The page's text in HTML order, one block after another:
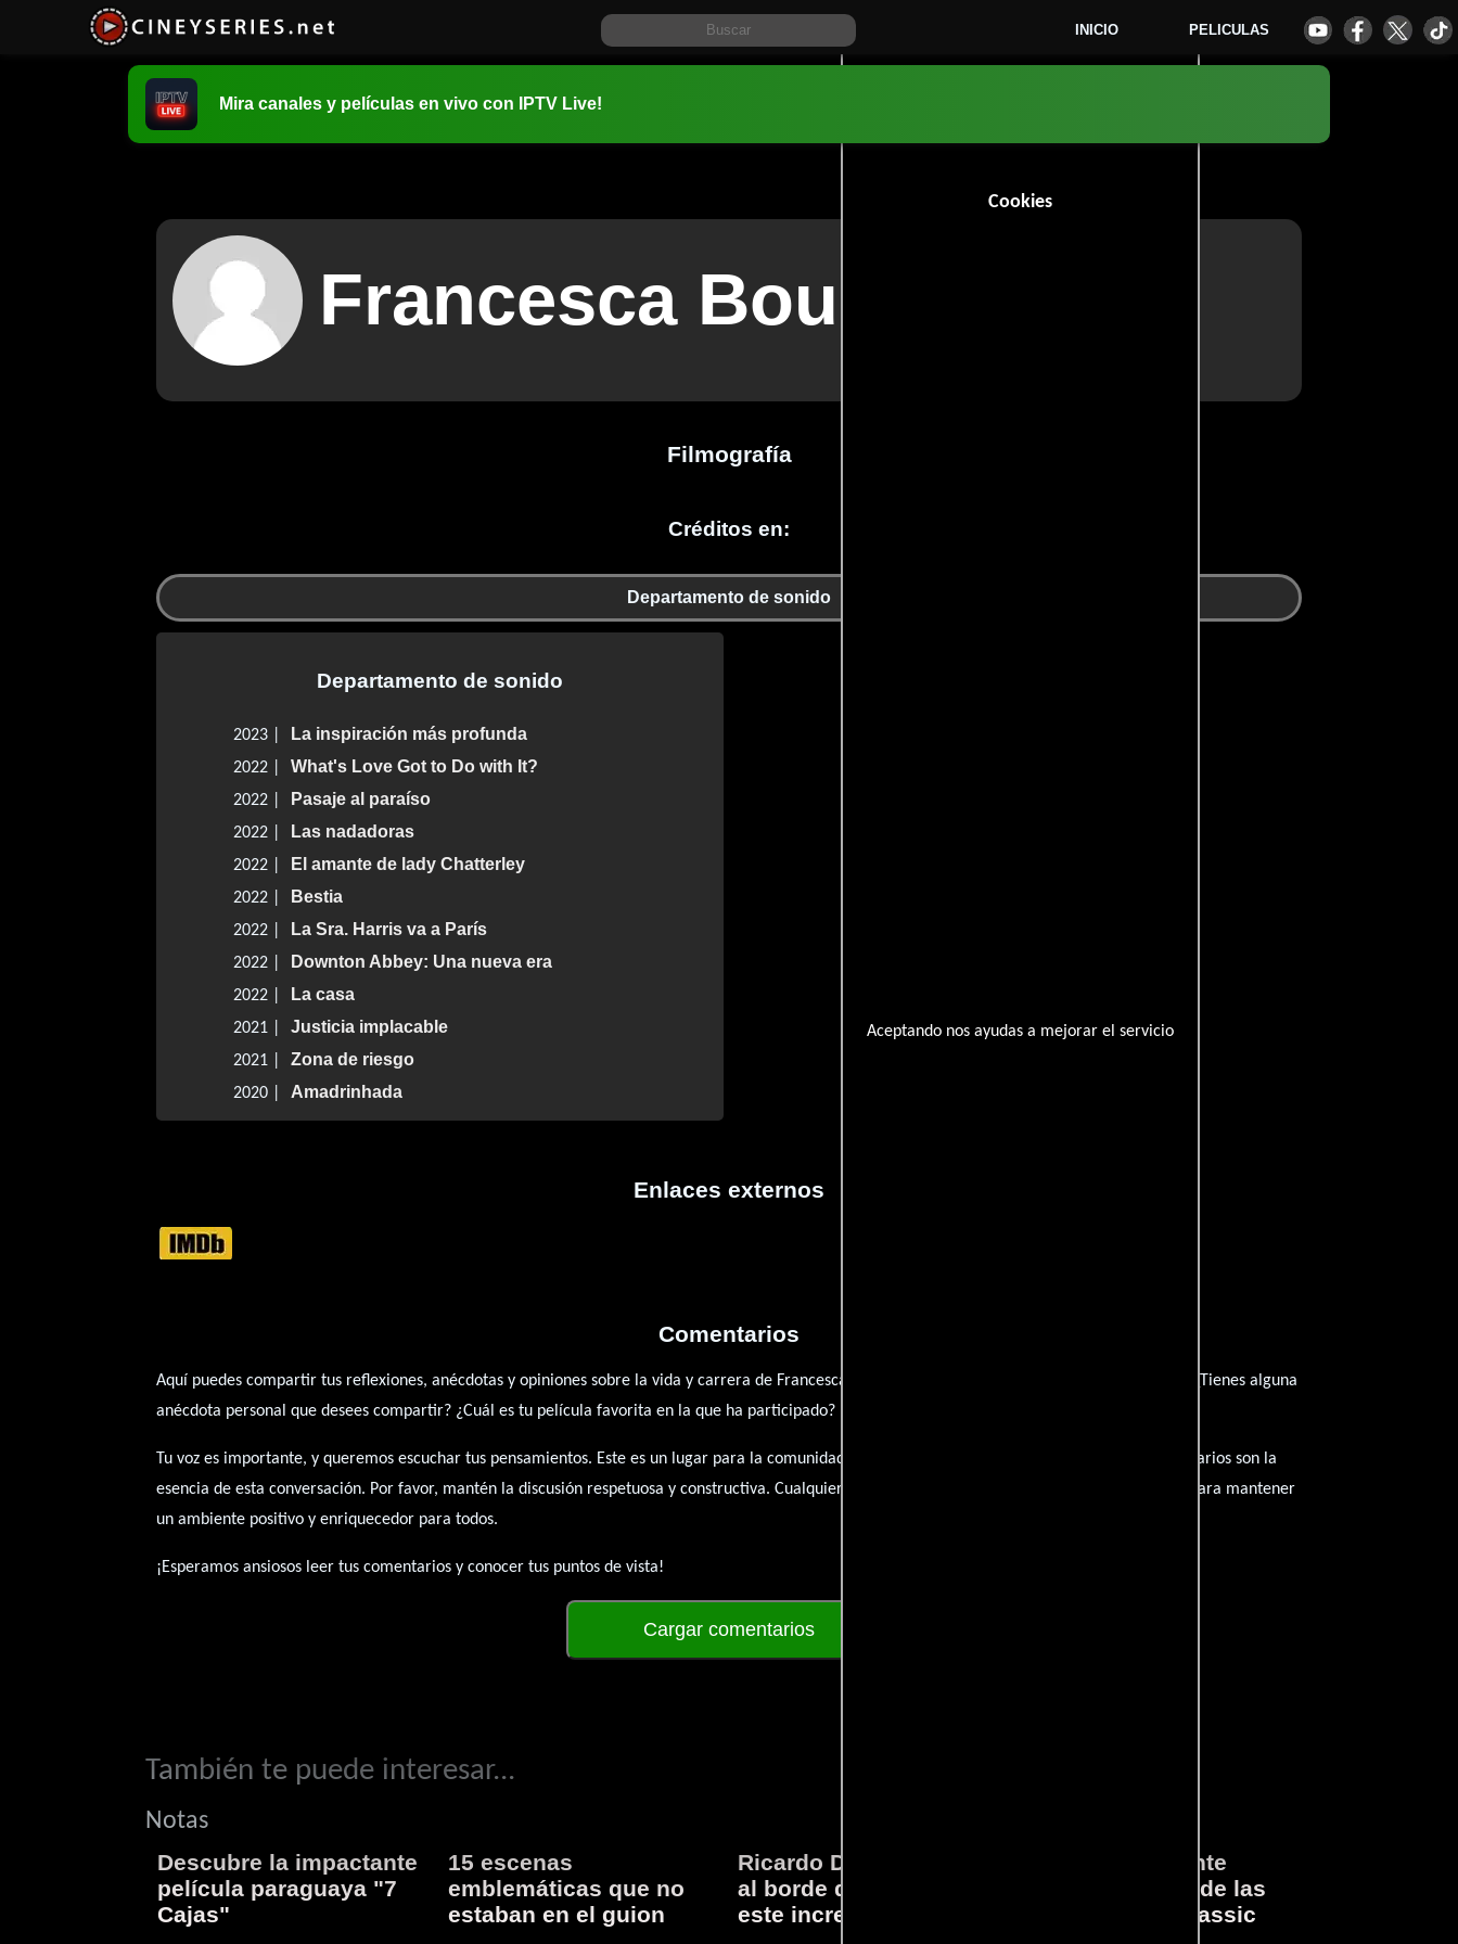
INICIO PELICULAS
Cookies
Aceptando nos ayudas a mejorar el servicio
Mira canales y películas en vivo con IPTV Live!
Francesca Bourne
Filmografía
Créditos en:
Departamento de sonido
Departamento de sonido
2023 | La inspiración más profunda
2022 | What's Love Got to Do with It?
2022 | Pasaje al paraíso
2022 | Las nadadoras
2022 | El amante de lady Chatterley
2022 | Bestia
2022 | La Sra. Harris va a París
2022 | Downton Abbey: Una nueva era
2022 | La casa
2021 | Justicia implacable
2021 | Zona de riesgo
2020 | Amadrinhada
Enlaces externos
Comentarios
Aquí puedes compartir tus reflexiones, anécdotas y opiniones sobre la vida y carrera de Francesca Bourne. ¿Qué te ha inspirado de su trayectoria? ¿Tienes alguna
anécdota personal que desees compartir? ¿Cuál es tu película favorita en la que ha participado?
Tu voz es importante, y queremos escuchar tus pensamientos. Este es un lugar para la comunidad de admiradores y amantes del cine, y tus comentarios son la
esencia de esta conversación. Por favor, mantén la discusión respetuosa y constructiva. Cualquier forma de contenido inapropiado será eliminado para mantener
un ambiente positivo y enriquecedor para todos.
¡Esperamos ansiosos leer tus comentarios y conocer tus puntos de vista!
Cargar comentarios
También te puede interesar...
Notas
Descubre la impactante
película paraguaya "7
Cajas"
15 escenas
emblemáticas que no
estaban en el guion
Ricardo Darín te llevará
al borde del asiento en
este increíble thriller
Lo que Realmente
Sucedió detrás de las
cámaras en Jurassic